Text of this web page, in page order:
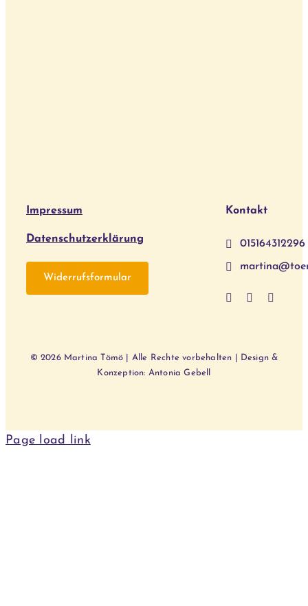
Impressum
Datenschutzerklärung
Widerrufsformular
Kontakt
015164312296
© 2026 Martina Tömö | Alle Rechte vorbehalten | Design &
Konzeption: Antonia Gebell
Page load link